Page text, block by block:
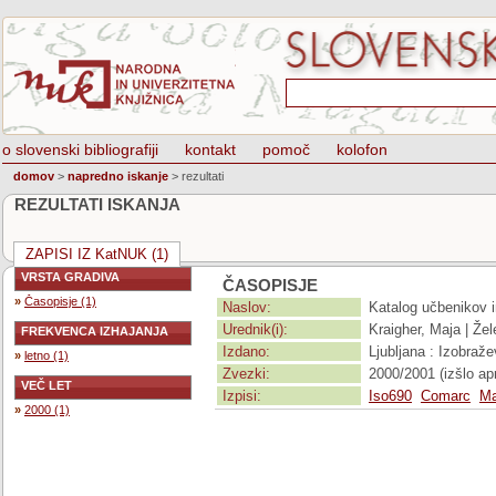
o slovenski bibliografiji kontakt pomoč kolofon
domov > napredno iskanje > rezultati
REZULTATI ISKANJA
ZAPISI IZ KatNUK (1)
VRSTA GRADIVA
» Časopisje (1)
FREKVENCA IZHAJANJA
» letno (1)
VEČ LET
» 2000 (1)
ČASOPISJE
Naslov:
Katalog učbenikov
Urednik(i):
Kraigher, Maja |
Izdano:
Ljubljana :
Zvezki:
2000/2001 (izšlo
Izpisi:
Iso690 Comarc